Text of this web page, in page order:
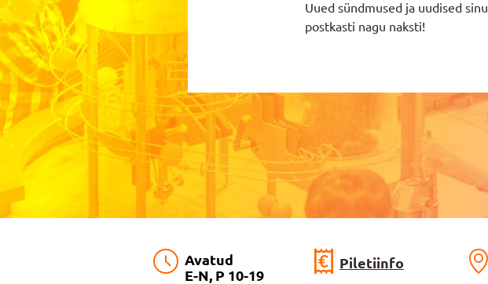
Uued sündmused ja uudised sinu
postkasti nagu naksti!
Avatud
E-N, P 10-19
Piletiinfo